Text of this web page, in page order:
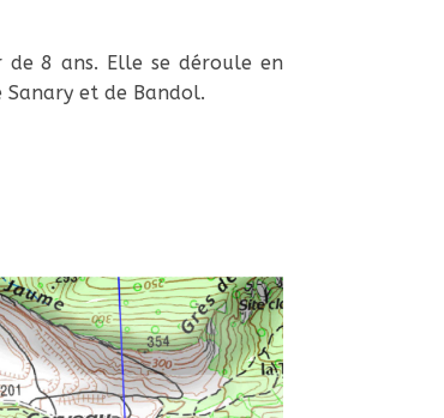
de 8 ans. Elle se déroule en
Sanary et de Bandol.